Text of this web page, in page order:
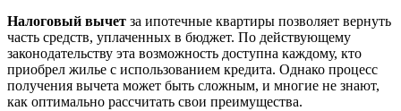
Налоговый вычет за ипотечные квартиры позволяет вернуть
часть средств, уплаченных в бюджет. По действующему
законодательству эта возможность доступна каждому, кто
приобрел жилье с использованием кредита. Однако процесс
получения вычета может быть сложным, и многие не знают,
как оптимально рассчитать свои преимущества.